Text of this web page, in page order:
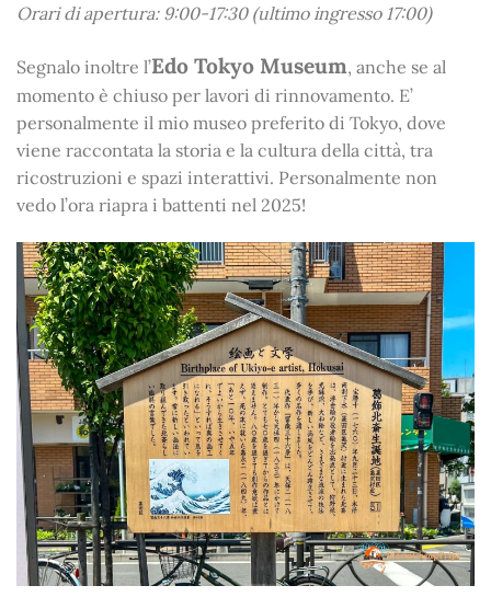
Orari di apertura: 9:00-17:30 (ultimo ingresso 17:00)
Segnalo inoltre l’Edo Tokyo Museum, anche se al
momento è chiuso per lavori di rinnovamento. E’
personalmente il mio museo preferito di Tokyo, dove
viene raccontata la storia e la cultura della città, tra
ricostruzioni e spazi interattivi. Personalmente non
vedo l’ora riapra i battenti nel 2025!